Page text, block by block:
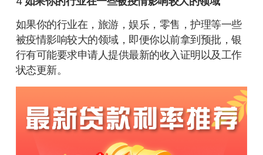
如果你的行业在，旅游，娱乐，零售，护理等一些
被疫情影响较大的领域，即便你以前拿到预批，银
行有可能要求申请人提供最新的收入证明以及工作
状态更新。